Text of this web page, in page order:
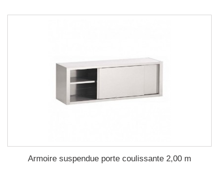
Armoire suspendue porte coulissante 2,00 m